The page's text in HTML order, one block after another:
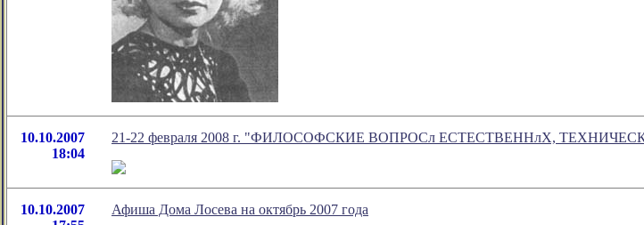
10.10.2007
18:04
21-22 февраля 2008 г. "ФИЛОСОФСКИЕ ВОПРОСл ЕСТЕСТВЕННлХ,
10.10.2007
Афиша Дома Лосева на октябрь 2007 года